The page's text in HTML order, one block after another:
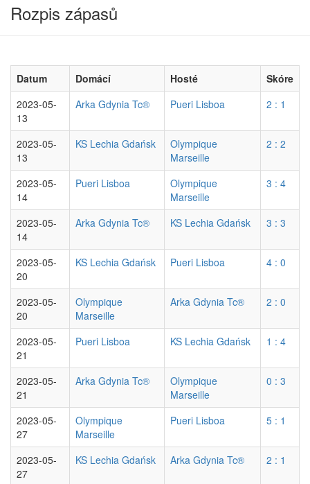
Rozpis zápasů
Datum Domácí Hosté
Skóre
2023-05-
13
Arka Gdynia Tc® Pueri Lisboa 2 : 1
2023-05-
13
KS Lechia Gdańsk
Olympique
Marseille
2 : 2
2023-05-
14
Pueri Lisboa
Olympique
Marseille
3 : 4
2023-05-
14
Arka Gdynia Tc® KS Lechia Gdańsk 3 : 3
2023-05-
20
KS Lechia Gdańsk Pueri Lisboa 4 : 0
2023-05-
20
Olympique
Marseille
Arka Gdynia Tc® 2 : 0
2023-05-
21
Pueri Lisboa KS Lechia Gdańsk 1 : 4
2023-05-
21
Arka Gdynia Tc®
Olympique
Marseille
0 : 3
2023-05-
27
Olympique
Marseille
Pueri Lisboa 5 : 1
2023-05-
27
KS Lechia Gdańsk Arka Gdynia Tc® 2 : 1